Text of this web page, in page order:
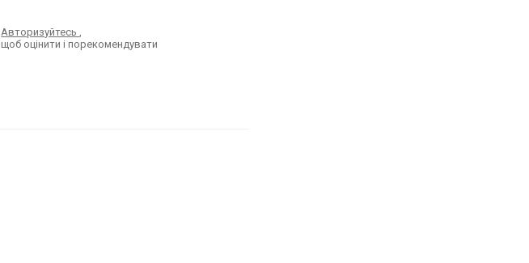
Авторизуйтесь,
щоб оцінити і порекомендувати